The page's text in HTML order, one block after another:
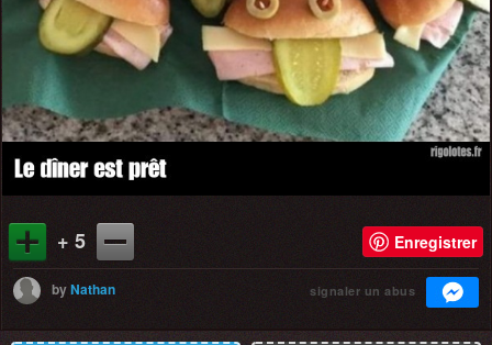
+ 5 Enregistrer
byNathan signaler un abus